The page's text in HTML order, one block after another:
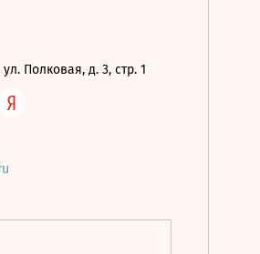
Полковая, д. 3, стр. 1